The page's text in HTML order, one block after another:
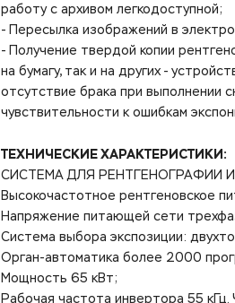
работу с архивом легкодоступной;
- Пересылка изображений в
- Получение твердой копии
на бумагу, так и на других -
отсутствие брака при выполнении
чувствительности к ошибкам
ТЕХНИЧЕСКИЕ ХАРАКТЕРИСТИКИ:
СИСТЕМА ДЛЯ РЕНТГЕНОГРАФИИ
Высокочастотное рентгеновское
Напряжение питающей сети
Система выбора экспозиции:
Орган-автоматика более 2000
Мощность 65 кВт;
Рабочая частота инвертора 55